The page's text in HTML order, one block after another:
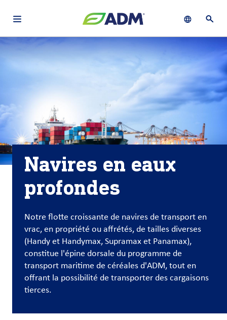
À
propos
Produit
et
et
carrières
Nous
joindre
Connexion
français (Canada)
Chinese (Simplified, China)
Navires en eaux
profondes
Notre flotte croissante de navires de transport en
vrac, en propriété ou affrétés, de tailles diverses
(Handy et Handymax, Supramax et Panamax),
constitue l'épine dorsale du programme de
transport maritime de céréales d'ADM, tout en
offrant la possibilité de transporter des cargaisons
tierces.